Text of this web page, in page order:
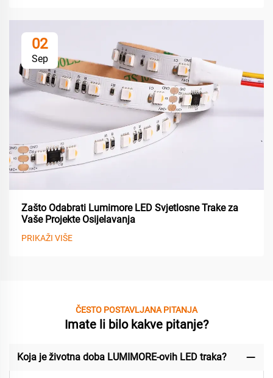
02
Sep
Zašto Odabrati Lumimore LED Svjetlosne Trake za
Vaše Projekte Osijelavanja
PRIKAŽI VIŠE
ČESTO POSTAVLJANA PITANJA
Imate li bilo kakve pitanje?
Koja je životna doba LUMIMORE-ovih LED traka?